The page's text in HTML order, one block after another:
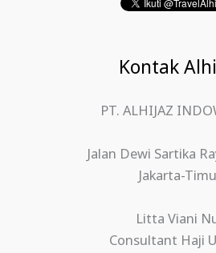
Kontak
PT. ALHIJAZ
Jalan Dewi Sartika
Jakarta-
Litta Viani
Consultant Haji